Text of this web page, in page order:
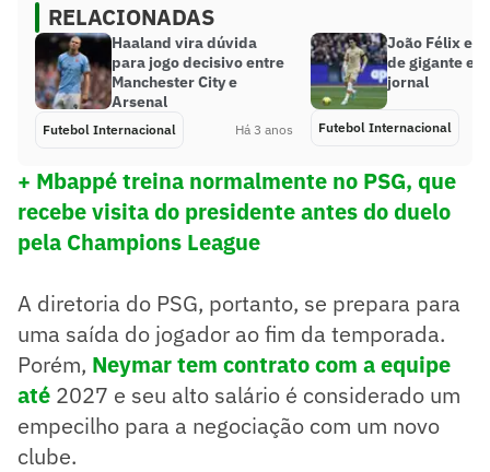
RELACIONADAS
Haaland vira dúvida
para jogo decisivo entre
Manchester City e
Arsenal
Futebol Internacional Há 3 anos
João Félix
de gigante
jornal
Futebol Internacional
+ Mbappé treina normalmente no PSG, que
recebe visita do presidente antes do duelo
pela Champions League
A diretoria do PSG, portanto, se prepara para
uma saída do jogador ao fim da temporada.
Porém, Neymar tem contrato com a equipe
até 2027 e seu alto salário é considerado um
empecilho para a negociação com um novo
clube.